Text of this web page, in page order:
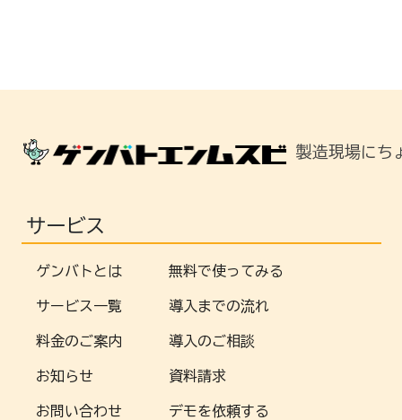
製造現場にち
サービス
ゲンバトとは
サービス一覧
料金のご案内
お知らせ
お問い合わせ
無料で使ってみる
導入までの流れ
導入のご相談
資料請求
デモを依頼する